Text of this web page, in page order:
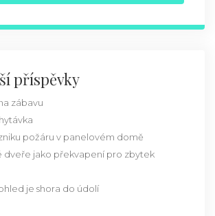
příspěvky
zábavu
požáru v panelovém domě
dveře jako překvapení pro zbytek
je shora do údolí